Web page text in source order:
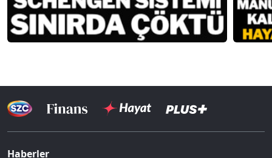
Haberler